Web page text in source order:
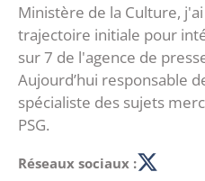
Ministère de la Culture,
trajectoire initiale pour
sur 7 de l'agence de
Aujourd’hui responsable
spécialiste des sujets
PSG.
Réseaux sociaux :